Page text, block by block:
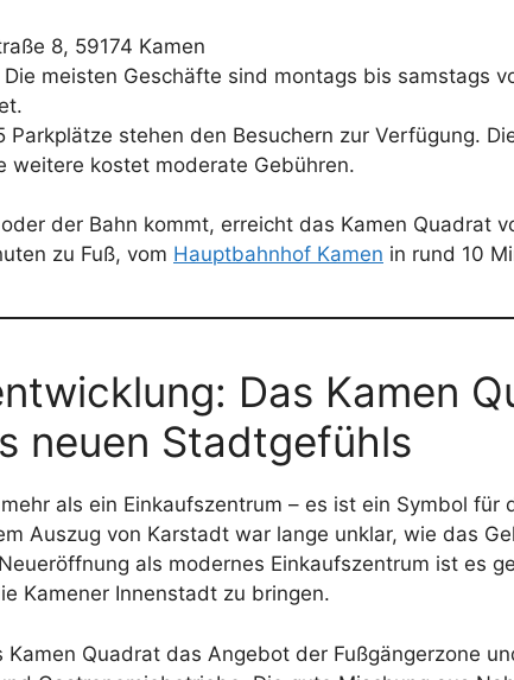
8, 59174 Kamen
Die meisten Geschäfte sind montags bis samstags
Parkplätze stehen den Besuchern zur Verfügung.
weitere kostet moderate Gebühren.
der Bahn kommt, erreicht das Kamen Quadrat
zu Fuß, vom Hauptbahnhof Kamen in rund 10
Das Kamen
neuen Stadtgefühls
als ein Einkaufszentrum – es ist ein Symbol für
Auszug von Karstadt war lange unklar, wie das
als modernes Einkaufszentrum ist es
Kamener Innenstadt zu bringen.
Kamen Quadrat das Angebot der Fußgängerzone